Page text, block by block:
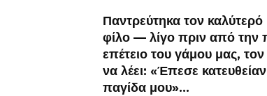
Παντρεύτηκα τον
φίλο — λίγο πριν από την
επέτειο του γάμου μας,
να λέει: «Έπεσε
παγίδα μου»…